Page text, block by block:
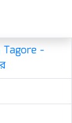
Tagore -